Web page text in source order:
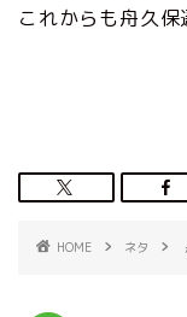
これからも舟久保
HOME ネタ